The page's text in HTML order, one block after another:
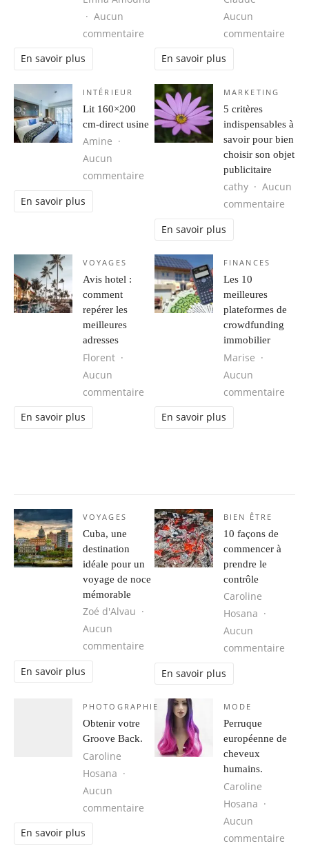
Aucun
commentaire sur Combien coûte une recherche
En savoir plus
Aucun
commentaire
En savoir plus
INTÉRIEUR
Lit 160×200
cm-direct usine
Amine
Aucun
commentaire sur Lit 160×200 cm-direct usine
En savoir plus
MARKETING
5 critères
indispensables à
savoir pour bien
choisir son objet
publicitaire
cathy
Aucun
commentaire
En savoir plus
VOYAGES
Avis hotel :
comment
repérer les
meilleures
adresses
Florent
Aucun
commentaire sur Avis hotel : comment repérer
En savoir plus
FINANCES
Les 10
meilleures
plateformes de
crowdfunding
immobilier
Marise
Aucun
commentaire
En savoir plus
VOYAGES
Cuba, une
destination
idéale pour un
voyage de noce
mémorable
Zoé d'Alvau
Aucun
commentaire sur Cuba, une destination idéale
En savoir plus
BIEN ÊTRE
10 façons de
commencer à
prendre le
contrôle
Caroline
Hosana
Aucun
commentaire
En savoir plus
PHOTOGRAPHIE
Obtenir votre
Groove Back.
Caroline
Hosana
Aucun
commentaire sur Obtenir votre Groove Back.
En savoir plus
MODE
Perruque
européenne de
cheveux
humains.
Caroline
Hosana
Aucun
commentaire